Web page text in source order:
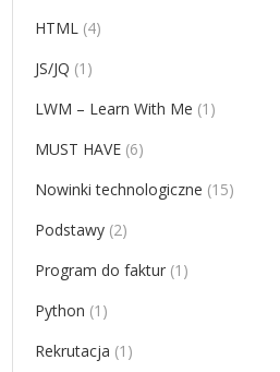
HTML (4)
JS/JQ (1)
LWM – Learn With Me (1)
MUST HAVE (6)
Nowinki technologiczne (15)
Podstawy (2)
Program do faktur (1)
Python (1)
Rekrutacja (1)